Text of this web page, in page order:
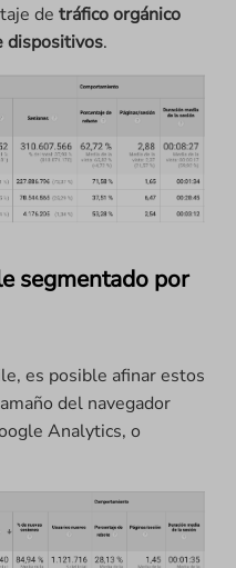
de tráfico orgánico
dispositivos.
segmentado por
es posible afinar estos
del navegador
Analytics, o